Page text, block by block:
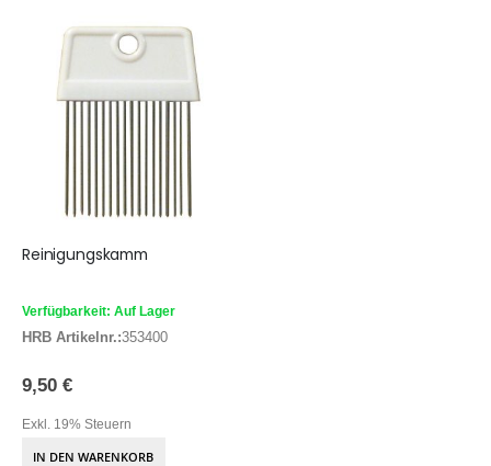
Reinigungskamm
Verfügbarkeit: Auf Lager
HRB Artikelnr.:353400
9,50 €
Exkl. 19% Steuern
IN DEN WARENKORB